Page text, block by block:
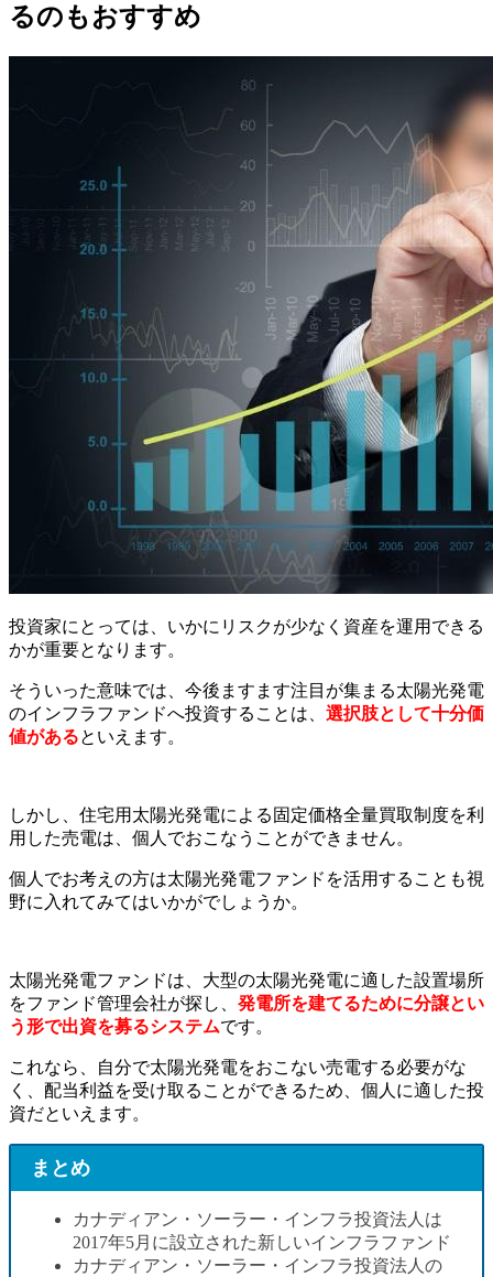
るのもおすすめ
投資家にとっては、いかにリスクが少なく資産を運用できる
かが重要となります。
そういった意味では、今後ますます注目が集まる太陽光発電
のインフラファンドへ投資することは、 選択肢として十分価
値があるといえます。
しかし、住宅用太陽光発電による固定価格全量買取制度を利
用した売電は、個人でおこなうことができません。
個人でお考えの方は太陽光発電ファンドを活用することも視
野に入れてみてはいかがでしょうか。
太陽光発電ファンドは、大型の太陽光発電に適した設置場所
をファンド管理会社が探し、 発電所を建てるために分譲とい
う形で出資を募るシステムです。
これなら、自分で太陽光発電をおこない売電する必要がな
く、配当利益を受け取ることができるため、個人に適した投
資だといえます。
まとめ
カナディアン・ソーラー・インフラ投資法人は
2017年5月に設立された新しいインフラファンド
カナディアン・ソーラー・インフラ投資法人の